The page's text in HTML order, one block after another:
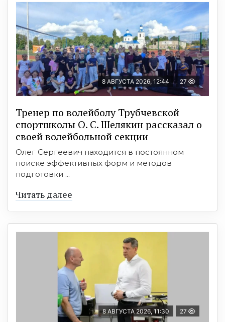
8 АВГУСТА 2026, 12:44 27
Тренер по волейболу Трубчевской
спортшколы О. С. Шелякин рассказал о
своей волейбольной секции
Олег Сергеевич находится в постоянном
поиске эффективных форм и методов
подготовки ...
Читать далее
8 АВГУСТА 2026, 11:30 27